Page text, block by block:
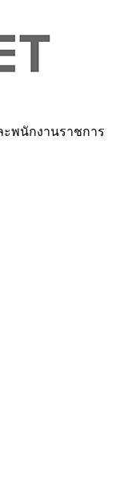
ะพนักงานราชการ